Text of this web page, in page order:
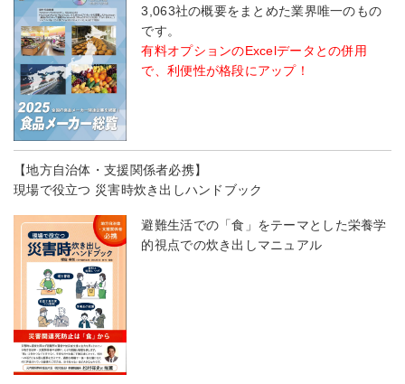
3,063社の概要をまとめた業界唯一のもの
です。
有料オプションのExcelデータとの併用
で、利便性が格段にアップ！
【地方自治体・支援関係者必携】
現場で役立つ 災害時炊き出しハンドブック
避難生活での「食」をテーマとした栄養学
的視点での炊き出しマニュアル